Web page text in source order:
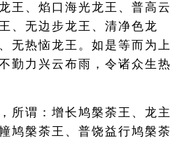
王、焰口海光龙王、普高云
、无边步龙王、清净色龙
无热恼龙王。如是等而为上
勤力兴云布雨，令诸众生热
所谓：增长鸠槃荼王、龙主
鸠槃荼王、普饶益行鸠槃荼